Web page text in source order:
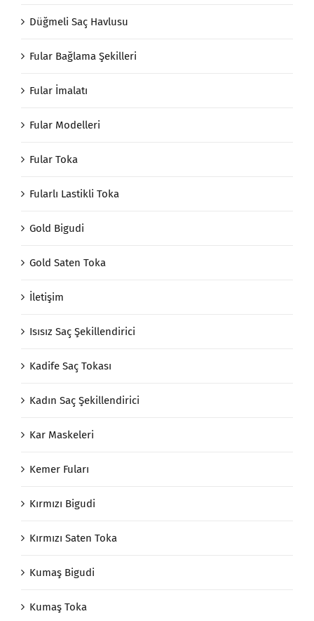
Düğmeli Saç Havlusu
Fular Bağlama Şekilleri
Fular İmalatı
Fular Modelleri
Fular Toka
Fularlı Lastikli Toka
Gold Bigudi
Gold Saten Toka
İletişim
Isısız Saç Şekillendirici
Kadife Saç Tokası
Kadın Saç Şekillendirici
Kar Maskeleri
Kemer Fuları
Kırmızı Bigudi
Kırmızı Saten Toka
Kumaş Bigudi
Kumaş Toka